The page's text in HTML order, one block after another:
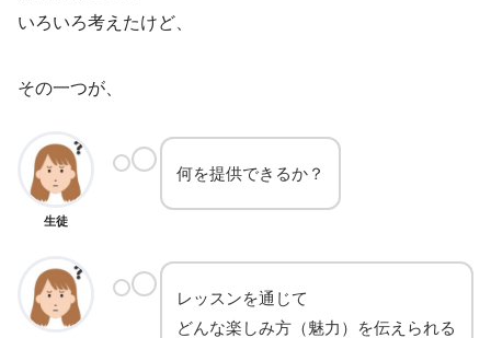
いろいろ考えたけど、
その一つが、
生徒
何を提供できるか？
レッスンを通じて
どんな楽しみ方（魅力）を伝えられる